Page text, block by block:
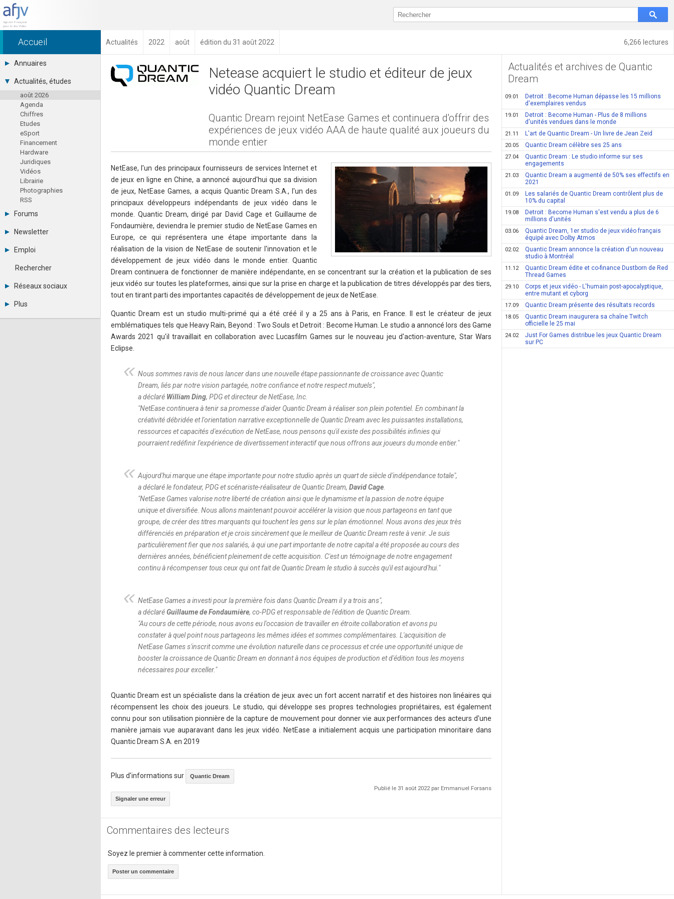
6,266 lectures
Accueil Actualités 2022 août édition du 31 août 2022
Annuaires
Toutes les sociétés (691)
Studios (418)
Editeurs (49)
Distributeurs (16)
Hard. / Accessoires (10)
Middlewares (15)
Prestataires (99)
Assoc. / Syndicats (21)
Formations / Ecoles (46)
Presse spécialisée (17)
Actualités, études
août 2026
Agenda
Chiffres
Etudes
eSport
Financement
Hardware
Juridiques
Vidéos
Librairie
Photographies
RSS
Forums
Tous les forums
Se connecter
Messages privés
Contacter un modérateur
Newsletter
Archives
Abonnement
Emploi
Consulter les annonces
Observatoire de l'emploi
Rechercher
Réseaux sociaux
LinkedIn
Plus
Annonceurs
Netease acquiert le studio et éditeur de jeux
vidéo Quantic Dream
Quantic Dream rejoint NetEase Games et continuera d'offrir des
expériences de jeux vidéo AAA de haute qualité aux joueurs du
monde entier
NetEase, l'un des principaux fournisseurs de services Internet et
de jeux en ligne en Chine, a annoncé aujourd'hui que sa division
de jeux, NetEase Games, a acquis Quantic Dream S.A., l'un des
principaux développeurs indépendants de jeux vidéo dans le
monde. Quantic Dream, dirigé par David Cage et Guillaume de
Fondaumière, deviendra le premier studio de NetEase Games en
Europe, ce qui représentera une étape importante dans la
réalisation de la vision de NetEase de soutenir l'innovation et le
développement de jeux vidéo dans le monde entier. Quantic
Dream continuera de fonctionner de manière indépendante, en se concentrant sur la création et la publication de ses
jeux vidéo sur toutes les plateformes, ainsi que sur la prise en charge et la publication de titres développés par des tiers,
tout en tirant parti des importantes capacités de développement de jeux de NetEase.
Quantic Dream est un studio multi-primé qui a été créé il y a 25 ans à Paris, en France. Il est le créateur de jeux
emblématiques tels que Heavy Rain, Beyond : Two Souls et Detroit : Become Human. Le studio a annoncé lors des Game
Awards 2021 qu'il travaillait en collaboration avec Lucasfilm Games sur le nouveau jeu d'action-aventure, Star Wars
Eclipse.
Nous sommes ravis de nous lancer dans une nouvelle étape passionnante de croissance avec Quantic
Dream, liés par notre vision partagée, notre confiance et notre respect mutuels",
a déclaré William Ding, PDG et directeur de NetEase, Inc.
"NetEase continuera à tenir sa promesse d'aider Quantic Dream à réaliser son plein potentiel. En combinant la
créativité débridée et l'orientation narrative exceptionnelle de Quantic Dream avec les puissantes installations,
ressources et capacités d'exécution de NetEase, nous pensons qu'il existe des possibilités infinies qui
pourraient redéfinir l'expérience de divertissement interactif que nous offrons aux joueurs du monde entier."
Aujourd'hui marque une étape importante pour notre studio après un quart de siècle d'indépendance totale",
a déclaré le fondateur, PDG et scénariste-réalisateur de Quantic Dream, David Cage
"NetEase Games valorise notre liberté de création ainsi que le dynamisme et la passion de notre équipe
unique et diversifiée. Nous allons maintenant pouvoir accélérer la vision que nous partageons en tant que
groupe, de créer des titres marquants qui touchent les gens sur le plan émotionnel. Nous avons des jeux très
différenciés en préparation et je crois sincèrement que le meilleur de Quantic Dream reste à venir. Je suis
particulièrement fier que nos salariés, à qui une part importante de notre capital a été proposée au cours des
dernières années, bénéficient pleinement de cette acquisition. C'est un témoignage de notre engagement
continu à récompenser tous ceux qui ont fait de Quantic Dream le studio à succès qu'il est aujourd'hui. "
NetEase Games a investi pour la première fois dans Quantic Dream il y a trois ans",
a déclaréGuillaume de Fondaumière, co-PDG et responsable de l'édition de Quantic Dream.
"Au cours de cette période, nous avons eu l'occasion de travailler en étroite collaboration et avons pu
constater à quel point nous partageons les mêmes idées et sommes complémentaires. L'acquisition de
NetEase Games s'inscrit comme une évolution naturelle dans ce processus et crée une opportunité unique de
booster la croissance de Quantic Dream en donnant à nos équipes de production et d'édition tous les moyens
nécessaires pour exceller."
Quantic Dream est un spécialiste dans la création de jeux avec un fort accent narratif et des histoires non linéaires qui
récompensent les choix des joueurs. Le studio, qui développe ses propres technologies propriétaires, est également
connu pour son utilisation pionnière de la capture de mouvement pour donner vie aux performances des acteurs d'une
manière jamais vue auparavant dans les jeux vidéo. NetEase a initialement acquis une participation minoritaire dans
Quantic Dream S.A. en 2019
Plus d'informations sur Quantic Dream
Publié le 31 août 2022 par Emmanuel Forsans
Signaler une erreur
Commentaires des lecteurs
Soyez le premier à commenter cette information.
Poster un commentaire
Actualités et archives de Quantic
Dream
09.01
Detroit : Become Human dépasse les 15 millions
d'exemplaires vendus
19.01
Detroit : Become Human - Plus de 8 millions
d'unités vendues dans le monde
21.11 L'art de Quantic Dream - Un livre de Jean Zeid
20.05 Quantic Dream célèbre ses 25 ans
27.04
Quantic Dream : Le studio informe sur ses
engagements
21.03
Quantic Dream a augmenté de 50% ses effectifs en
2021
01.09
Les salariés de Quantic Dream contrôlent plus de
10% du capital
19.08
Detroit : Become Human s'est vendu a plus de 6
millions d'unités
03.06
Quantic Dream, 1er studio de jeux vidéo français
équipé avec Dolby Atmos
02.02
Quantic Dream annonce la création d'un nouveau
studio à Montréal
11.12
Quantic Dream édite et co-finance Dustborn de Red
Thread Games
29.10
Corps et jeux vidéo - L'humain post-apocalyptique,
entre mutant et cyborg
17.09 Quantic Dream présente des résultats records
18.05
Quantic Dream inaugurera sa chaîne Twitch
officielle le 25 mai
24.02
Just For Games distribue les jeux Quantic Dream
sur PC